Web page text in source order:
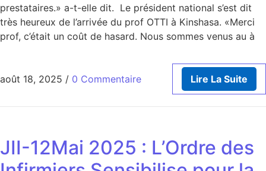
prestataires.» a-t-elle dit. Le président national s’est dit
très heureux de l’arrivée du prof OTTI à Kinshasa. «Merci
prof, c’était un coût de hasard. Nous sommes venus au à
août 18, 2025 / 0 Commentaire Lire La Suite
JII-12Mai 2025 : L’Ordre des